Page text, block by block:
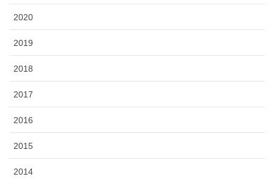
2020
2019
2018
2017
2016
2015
2014